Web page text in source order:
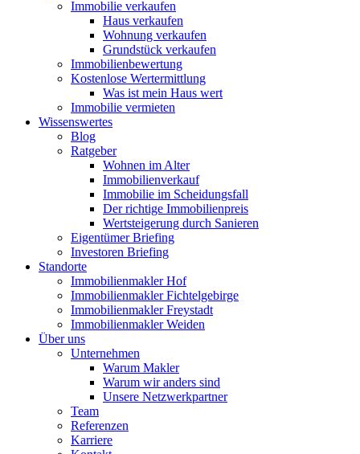
Immobilie verkaufen
Haus verkaufen
Wohnung verkaufen
Grundstück verkaufen
Immobilienbewertung
Kostenlose Wertermittlung
Was ist mein Haus wert
Immobilie vermieten
Wissenswertes
Blog
Ratgeber
Wohnen im Alter
Immobilienverkauf
Immobilie im Scheidungsfall
Der richtige Immobilienpreis
Wertsteigerung durch Sanieren
Eigentümer Briefing
Investoren Briefing
Standorte
Immobilienmakler Hof
Immobilienmakler Fichtelgebirge
Immobilienmakler Freystadt
Immobilienmakler Weiden
Über uns
Unternehmen
Warum Makler
Warum wir anders sind
Unsere Netzwerkpartner
Team
Referenzen
Karriere